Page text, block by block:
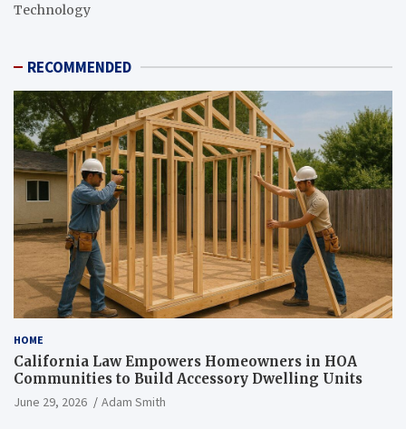
Technology
RECOMMENDED
HOME
California Law Empowers Homeowners in HOA
Communities to Build Accessory Dwelling Units
June 29, 2026 Adam Smith